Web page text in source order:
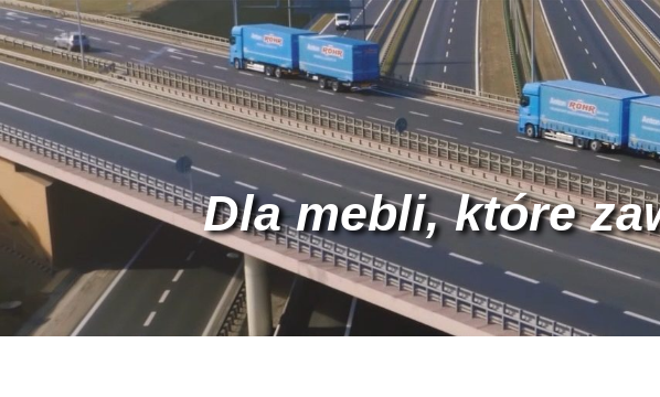
Dla mebli, które